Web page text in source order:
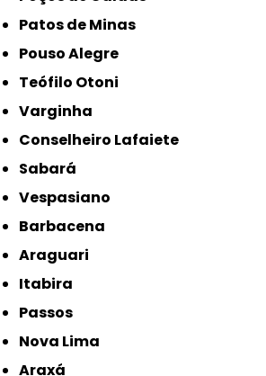
Patos de Minas
Pouso Alegre
Teófilo Otoni
Varginha
Conselheiro Lafaiete
Sabará
Vespasiano
Barbacena
Araguari
Itabira
Passos
Nova Lima
Araxá